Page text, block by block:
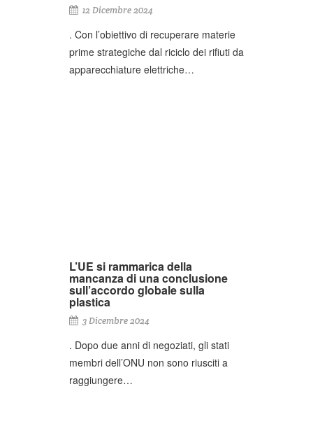
12 Dicembre 2024
. Con l’obiettivo di recuperare materie
prime strategiche dal riciclo dei rifiuti da
apparecchiature elettriche…
L’UE si rammarica della
mancanza di una conclusione
sull’accordo globale sulla
plastica
3 Dicembre 2024
. Dopo due anni di negoziati, gli stati
membri dell’ONU non sono riusciti a
raggiungere…